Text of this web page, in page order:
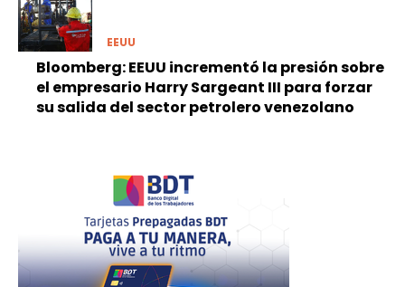
EEUU
Bloomberg: EEUU incrementó la presión sobre
el empresario Harry Sargeant III para forzar
su salida del sector petrolero venezolano